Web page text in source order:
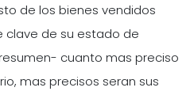
de los bienes vendidos
clave de su estado de
cuanto mas preciso
mas precisos seran sus